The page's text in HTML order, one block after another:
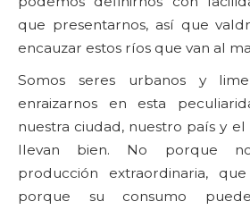
que presentarnos, así que
encauzar estos ríos que van al
Somos seres urbanos y
enraizarnos en esta
nuestra ciudad, nuestro país y
llevan bien. No porque
producción extraordinaria,
porque su consumo